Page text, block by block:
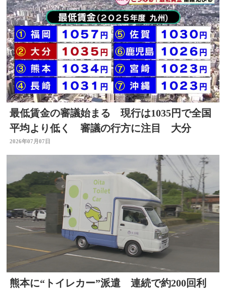
最低賃金の審議始まる 現行は1035円で全国
平均より低く 審議の行方に注目 大分
2026年07月07日
熊本に“トイレカー”派遣 連続で約200回利